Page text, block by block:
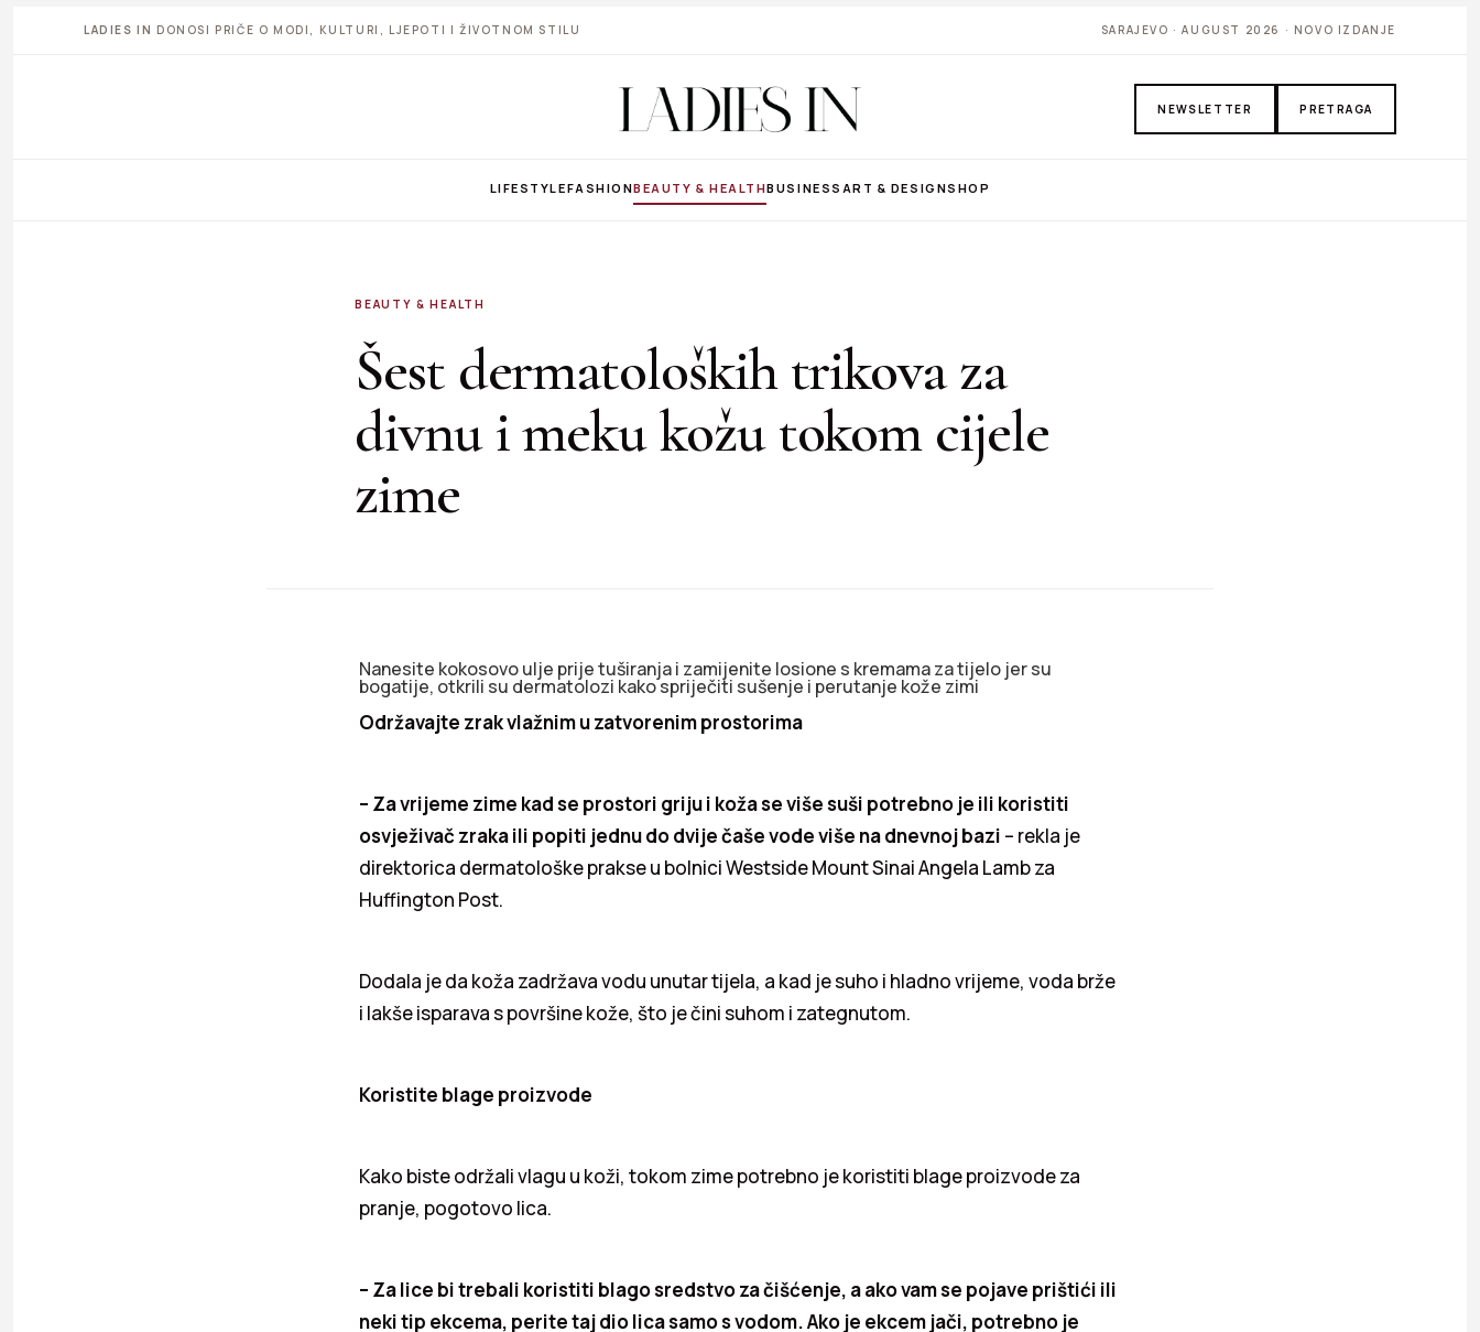
LADIES IN DONOSI PRIČE O MODI, KULTURI, LJEPOTI I ŽIVOTNOM STILU SARAJEVO · AUGUST 2026 · NOVO IZDANJE
NEWSLETTER PRETRAGA
LIFESTYLEFASHIONBEAUTY & HEALTHBUSINESS ART & DESIGNSHOP
BEAUTY & HEALTH
Šest dermatoloških trikova za
divnu i meku kožu tokom cijele
zime
Nanesite kokosovo ulje prije tuširanja i zamijenite losione s kremama za tijelo jer su
bogatije, otkrili su dermatolozi kako spriječiti sušenje i perutanje kože zimi
Održavajte zrak vlažnim u zatvorenim prostorima
– Za vrijeme zime kad se prostori griju i koža se više suši potrebno je ili koristiti
osvježivač zraka ili popiti jednu do dvije čaše vode više na dnevnoj bazi – rekla je
direktorica dermatološke prakse u bolnici Westside Mount Sinai Angela Lamb za
Huffington Post.
Dodala je da koža zadržava vodu unutar tijela, a kad je suho i hladno vrijeme, voda brže
i lakše isparava s površine kože, što je čini suhom i zategnutom.
Koristite blage proizvode
Kako biste održali vlagu u koži, tokom zime potrebno je koristiti blage proizvode za
pranje, pogotovo lica.
– Za lice bi trebali koristiti blago sredstvo za čišćenje, a ako vam se pojave prištići ili
neki tip ekcema, perite taj dio lica samo s vodom. Ako je ekcem jači, potrebno je